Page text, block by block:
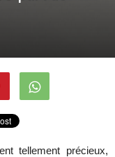
tellement précieux,